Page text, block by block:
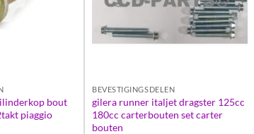
bout
piaggio
BEVESTIGINGSDELEN
gilera runner italjet dragster 125cc
180cc carterbouten set carter
bouten